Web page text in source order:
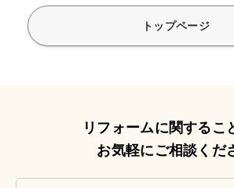
トップページ
リフォームに関するこ
お気軽にご相談くだ